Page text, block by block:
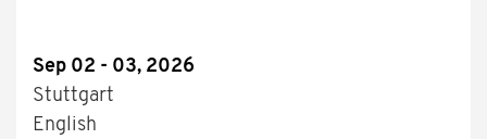
Sep 02 - 03, 2026
Stuttgart
English